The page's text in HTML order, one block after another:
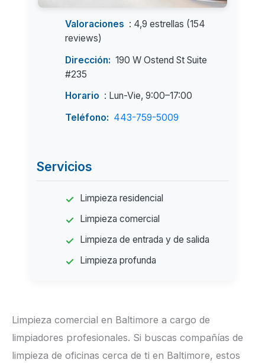
Valoraciones : 4,9 estrellas (154
reviews)
Dirección: 190 W Ostend St Suite
#235
Horario : Lun-Vie, 9:00–17:00
Teléfono: 443-759-5009
Servicios
Limpieza residencial
Limpieza comercial
Limpieza de entrada y de salida
Limpieza profunda
Limpieza comercial en Baltimore a cargo de
limpiadores profesionales. Si buscas compañías de
limpieza de oficinas cerca de ti en Baltimore, estos